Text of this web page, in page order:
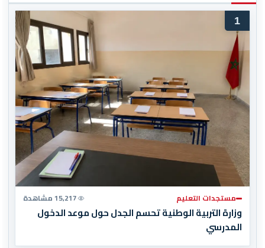
1
مستجدات التعليم 15,217 مشاهدة
وزارة التربية الوطنية تحسم الجدل حول موعد الدخول
المدرسي